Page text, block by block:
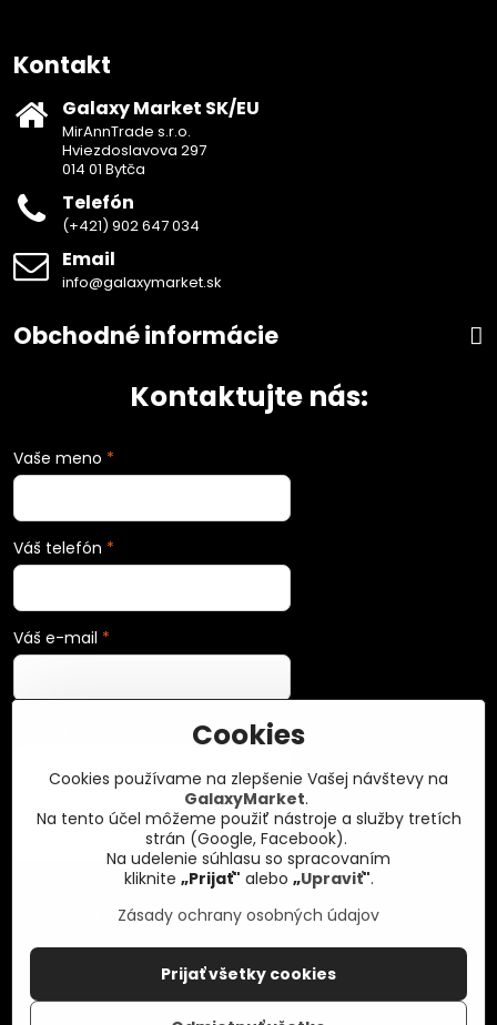
Kontakt
Galaxy Market SK/EU
MirAnnTrade s.r.o.
Hviezdoslavova 297
014 01 Bytča
Telefón
(+421) 902 647 034
Email
info@galaxymarket.sk
Obchodné informácie
Kontaktujte nás:
Vaše meno *
Váš telefón *
Váš e-mail *
Cookies
Cookies používame na zlepšenie Vašej návštevy na
GalaxyMarket.
Na tento účel môžeme použiť nástroje a služby tretích
strán (Google, Facebook).
Na udelenie súhlasu so spracovaním
kliknite „Prijať" alebo „Upraviť".
Zásady ochrany osobných údajov
Prijať všetky cookies